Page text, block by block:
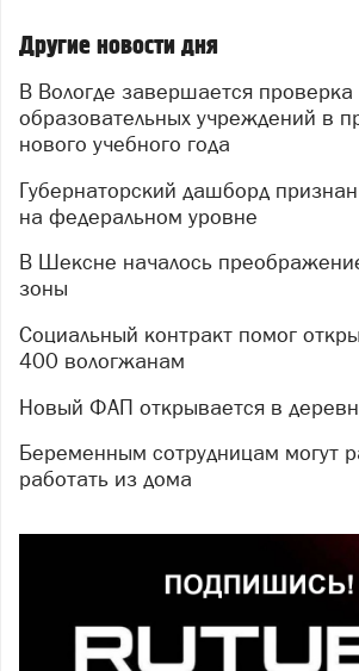
Другие новости дня
В Вологде завершается проверка
образовательных учреждений в
нового учебного года
Губернаторский дашборд признан эффективным
на федеральном уровне
В Шексне началось преображение прибрежной
зоны
Социальный контракт помог открыть свое дело
400 вологжанам
Новый ФАП открывается в
Беременным сотрудницам могут разрешить
работать из дома